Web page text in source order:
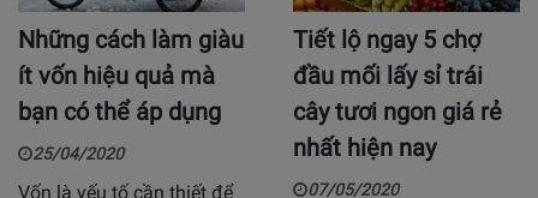
Những cách làm giàu
ít vốn hiệu quả mà
bạn có thể áp dụng
25/04/2020
Vốn là yếu tố cần thiết để
Tiết lộ ngay 5 chợ
đầu mối lấy sỉ trái
cây tươi ngon giá rẻ
nhất hiện nay
07/05/2020